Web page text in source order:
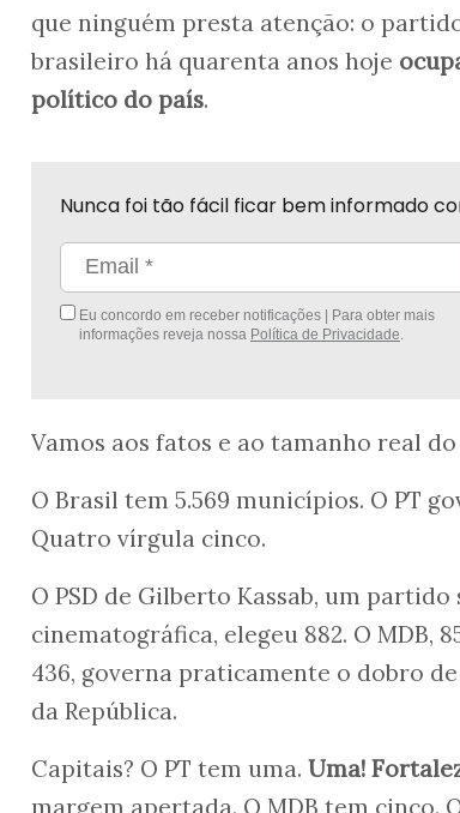
Linkedin
que ninguém presta atenção: o
brasileiro há quarenta anos hoje
político do país.
Nunca foi tão fácil ficar bem informado
Eu concordo em receber notificações | Para obter mais
informações reveja nossa Política de Privacidade.
Vamos aos fatos e ao tamanho real do
O Brasil tem 5.569 municípios. O PT
Quatro vírgula cinco.
O PSD de Gilberto Kassab, um
cinematográfica, elegeu 882. O MDB,
436, governa praticamente o dobro
da República.
Capitais? O PT tem uma. Uma!